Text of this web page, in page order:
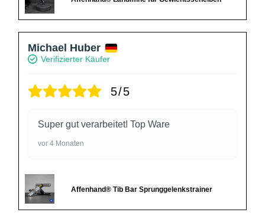
Michael Huber
Verifizierter Käufer
5/5
Super gut verarbeitet! Top Ware
vor 4 Monaten
Affenhand® Tib Bar Sprunggelenkstrainer